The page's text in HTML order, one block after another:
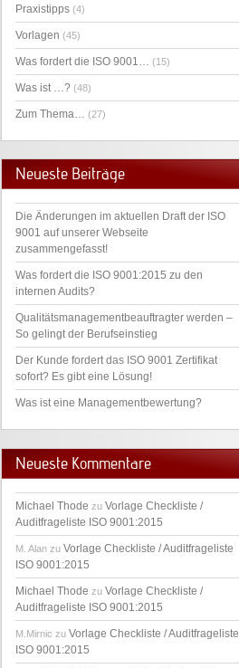
Praxistipps (4)
Vorlagen (45)
Was fordert die ISO 9001… (15)
Was ist …? (48)
Zum Thema… (27)
Neueste Beiträge
Die Änderungen im aktuellen Draft der ISO
9001 auf unserer Webseite
zusammengefasst!
Was fordert die ISO 9001:2015 zu den
internen Audits?
Qualitätsmanagementbeauftragter werden –
So gelingt der Berufseinstieg
Der Kunde fordert das ISO 9001 Zertifikat
sofort? Es gibt eine Lösung!
Was ist eine Managementbewertung?
Neueste Kommentare
Michael Thode zu Vorlage Checkliste /
Auditfrageliste ISO 9001:2015
M. Alan zu Vorlage Checkliste / Auditfrageliste
ISO 9001:2015
Michael Thode zu Vorlage Checkliste /
Auditfrageliste ISO 9001:2015
M.Mirnic zu Vorlage Checkliste / Auditfrageliste
ISO 9001:2015